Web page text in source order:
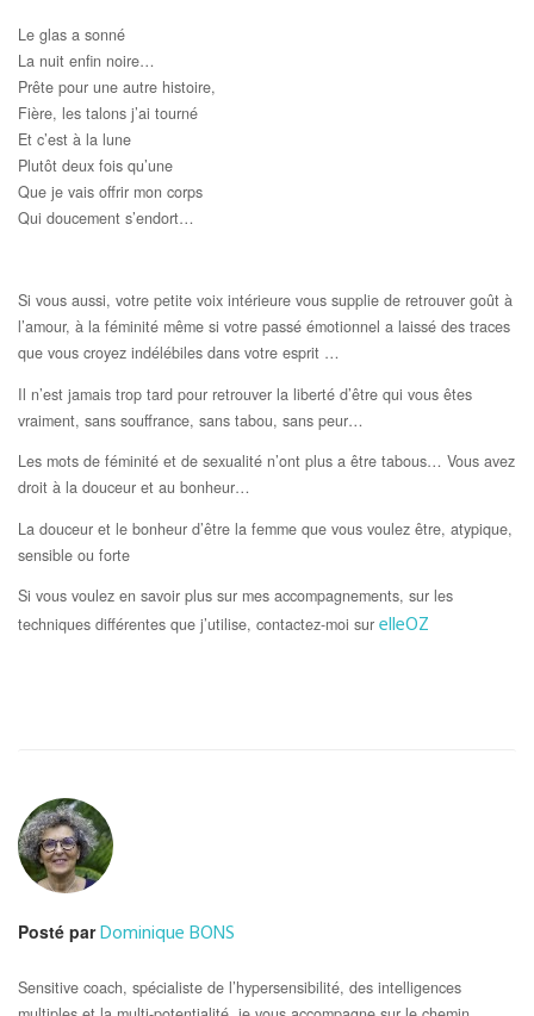
Le glas a sonné
La nuit enfin noire…
Prête pour une autre histoire,
Fière, les talons j’ai tourné
Et c’est à la lune
Plutôt deux fois qu’une
Que je vais offrir mon corps
Qui doucement s’endort…
Si vous aussi, votre petite voix intérieure vous supplie de retrouver goût à
l’amour, à la féminité même si votre passé émotionnel a laissé des traces
que vous croyez indélébiles dans votre esprit …
Il n’est jamais trop tard pour retrouver la liberté d’être qui vous êtes
vraiment, sans souffrance, sans tabou, sans peur…
Les mots de féminité et de sexualité n’ont plus a être tabous… Vous avez
droit à la douceur et au bonheur…
La douceur et le bonheur d’être la femme que vous voulez être, atypique,
sensible ou forte
Si vous voulez en savoir plus sur mes accompagnements, sur les
techniques différentes que j’utilise, contactez-moi sur elleOZ
Posté parDominique BONS
Sensitive coach, spécialiste de l’hypersensibilité, des intelligences